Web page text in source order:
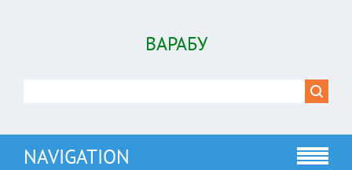
ВАРАБУ
NAVIGATION